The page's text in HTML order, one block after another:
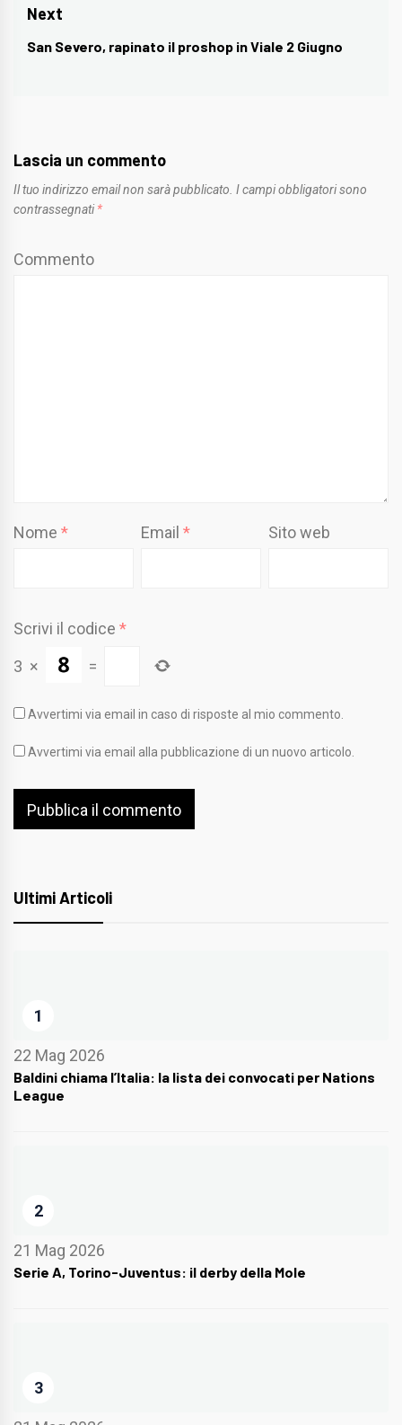
post:
Next
Next
San Severo, rapinato il proshop in Viale 2 Giugno
Lascia un commento
Il tuo indirizzo email non sarà pubblicato. I campi obbligatori sono
contrassegnati *
Commento
Nome * Email* Sito web
Scrivi il codice *
3 × =
Avvertimi via email in caso di risposte al mio commento.
Avvertimi via email alla pubblicazione di un nuovo articolo.
Ultimi Articoli
1
22 Mag 2026
Baldini chiama l’Italia: la lista dei convocati per Nations
League
2
21 Mag 2026
Serie A, Torino-Juventus: il derby della Mole
3